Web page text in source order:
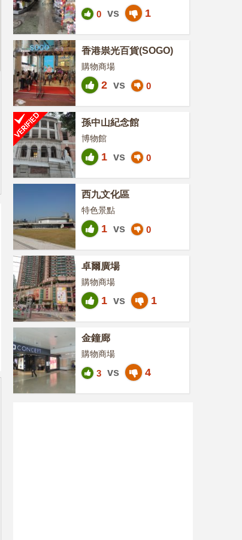
0 vs 1
香港祟光百貨(SOGO)
購物商場
2 vs 0
孫中山紀念館
博物館
1 vs 0
西九文化區
特色景點
1 vs 0
卓爾廣場
購物商場
1 vs 1
金鐘廊
購物商場
3 vs 4